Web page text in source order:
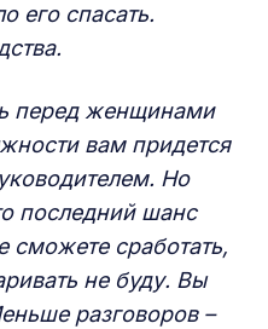
его спасать.
перед женщинами
вам придется
Но
последний шанс
сможете сработать,
не буду. Вы
разговоров –